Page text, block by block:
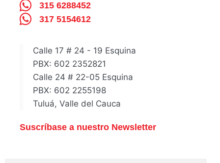
315 6288452
317 5154612
Calle 17 # 24 - 19 Esquina
PBX: 602 2352821
Calle 24 # 22-05 Esquina
PBX: 602 2255198
Tuluá, Valle del Cauca
Suscríbase a nuestro Newsletter